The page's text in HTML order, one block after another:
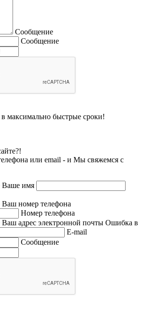
Сообщение
Сообщение
максимально быстрые сроки!
или email - и Мы свяжемся с
Ваше имя
Ваш номер телефона
Номер телефона
адрес электронной почты Ошибка в
E-mail
Сообщение